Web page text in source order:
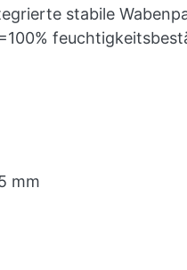
stabile
mm